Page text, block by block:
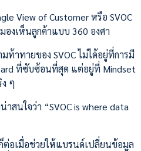
View of Customer หรือ SVOC
งเห็นลูกค้าแบบ 360 องศา
ท้าทายของ SVOC ไม่ได้อยู่ที่การมี
ที่ซับซ้อนที่สุด แต่อยู่ที่ Mindset
ๆ
สนใจว่า “SVOC is where data
ต่อเมื่อช่วยให้แบรนด์เปลี่ยนข้อมูล